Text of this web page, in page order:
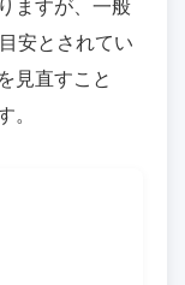
ますが、一般
安とされてい
見直すこと
。